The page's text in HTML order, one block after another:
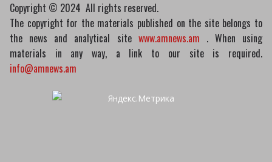
Copyright © 2024 All rights reserved.
The copyright for the materials published on the site belongs to
the news and analytical site www.amnews.am . When using
materials in any way, a link to our site is required.
info@amnews.am